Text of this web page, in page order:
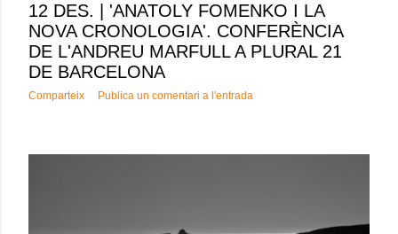
12 DES. | 'ANATOLY FOMENKO I LA
NOVA CRONOLOGIA'. CONFERÈNCIA
DE L'ANDREU MARFULL A PLURAL 21
DE BARCELONA
Comparteix Publica un comentari a l'entrada